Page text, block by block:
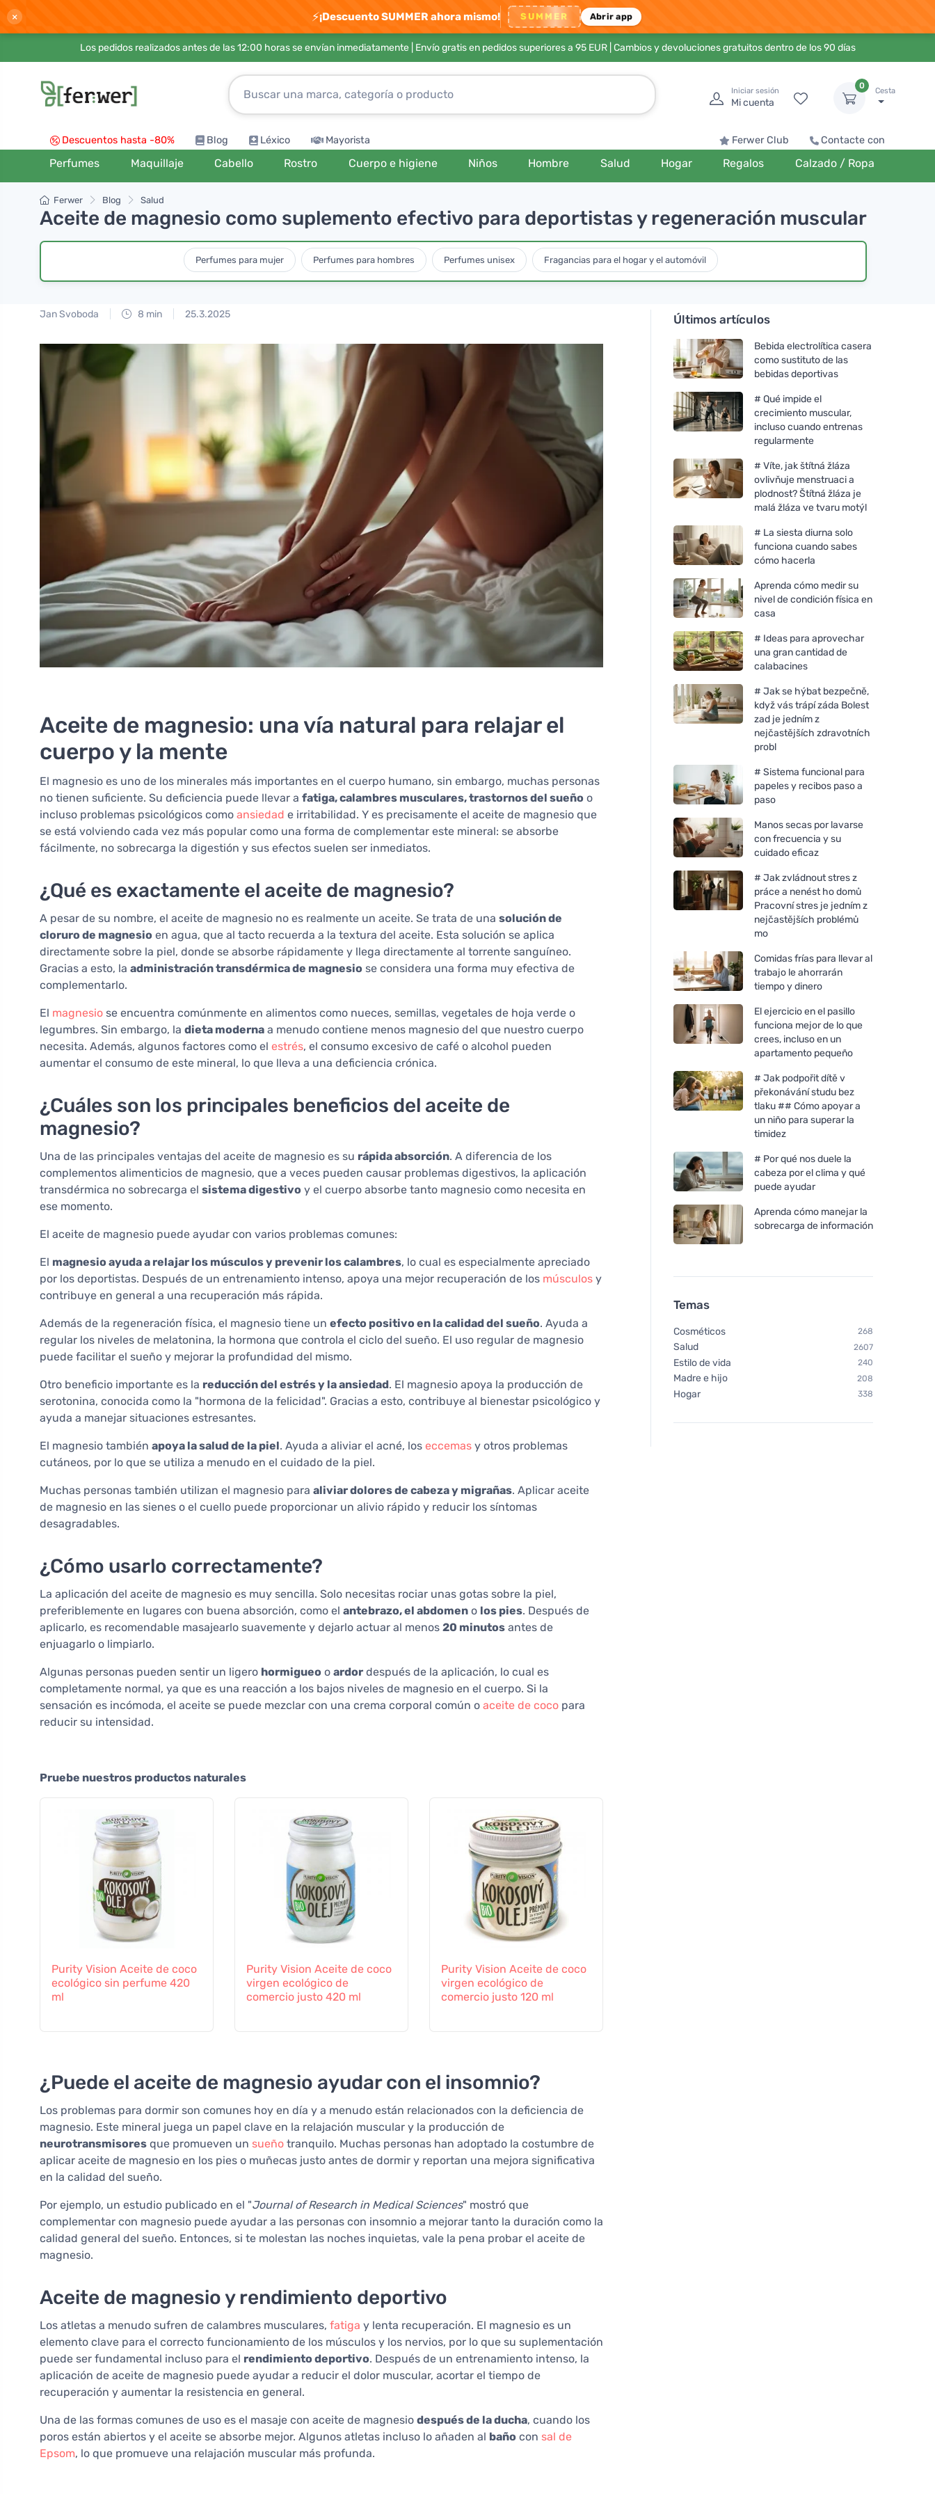
× ⚡¡Descuento SUMMER ahora mismo! SUMMER Abrir app
Los pedidos realizados antes de las 12:00 horas se envían inmediatamente | Envío gratis en pedidos superiores a 95 EUR| Cambios y devoluciones gratuitos dentro de los 90 días
Iniciar sesión
Mi cuenta
0
Cesta
Descuentos hasta -80% Blog Léxico Mayorista Ferwer Club Contacte con
Perfumes Maquillaje Cabello Rostro Cuerpo e higiene Niños Hombre Salud Hogar Regalos Calzado / Ropa
Ferwer Blog Salud
Aceite de magnesio como suplemento efectivo para deportistas y regeneración muscular
Perfumes para mujer Perfumes para hombres Perfumes unisex Fragancias para el hogar y el automóvil
Jan Svoboda 8 min 25.3.2025
Aceite de magnesio: una vía natural para relajar el
cuerpo y la mente
El magnesio es uno de los minerales más importantes en el cuerpo humano, sin embargo, muchas personas
no tienen suficiente. Su deficiencia puede llevar a fatiga, calambres musculares, trastornos del sueño o
incluso problemas psicológicos como ansiedad e irritabilidad. Y es precisamente el aceite de magnesio que
se está volviendo cada vez más popular como una forma de complementar este mineral: se absorbe
fácilmente, no sobrecarga la digestión y sus efectos suelen ser inmediatos.
¿Qué es exactamente el aceite de magnesio?
A pesar de su nombre, el aceite de magnesio no es realmente un aceite. Se trata de una solución de
cloruro de magnesio en agua, que al tacto recuerda a la textura del aceite. Esta solución se aplica
directamente sobre la piel, donde se absorbe rápidamente y llega directamente al torrente sanguíneo.
Gracias a esto, la administración transdérmica de magnesio se considera una forma muy efectiva de
complementarlo.
El magnesio se encuentra comúnmente en alimentos como nueces, semillas, vegetales de hoja verde o
legumbres. Sin embargo, la dieta moderna a menudo contiene menos magnesio del que nuestro cuerpo
necesita. Además, algunos factores como el estrés, el consumo excesivo de café o alcohol pueden
aumentar el consumo de este mineral, lo que lleva a una deficiencia crónica.
¿Cuáles son los principales beneficios del aceite de
magnesio?
Una de las principales ventajas del aceite de magnesio es su rápida absorción. A diferencia de los
complementos alimenticios de magnesio, que a veces pueden causar problemas digestivos, la aplicación
transdérmica no sobrecarga el sistema digestivo y el cuerpo absorbe tanto magnesio como necesita en
ese momento.
El aceite de magnesio puede ayudar con varios problemas comunes:
El magnesio ayuda a relajar los músculos y prevenir los calambres, lo cual es especialmente apreciado
por los deportistas. Después de un entrenamiento intenso, apoya una mejor recuperación de los músculos y
contribuye en general a una recuperación más rápida.
Además de la regeneración física, el magnesio tiene un efecto positivo en la calidad del sueño. Ayuda a
regular los niveles de melatonina, la hormona que controla el ciclo del sueño. El uso regular de magnesio
puede facilitar el sueño y mejorar la profundidad del mismo.
Otro beneficio importante es la reducción del estrés y la ansiedad. El magnesio apoya la producción de
serotonina, conocida como la "hormona de la felicidad". Gracias a esto, contribuye al bienestar psicológico y
ayuda a manejar situaciones estresantes.
El magnesio también apoya la salud de la piel. Ayuda a aliviar el acné, los eccemas y otros problemas
cutáneos, por lo que se utiliza a menudo en el cuidado de la piel.
Muchas personas también utilizan el magnesio para aliviar dolores de cabeza y migrañas. Aplicar aceite
de magnesio en las sienes o el cuello puede proporcionar un alivio rápido y reducir los síntomas
desagradables.
¿Cómo usarlo correctamente?
La aplicación del aceite de magnesio es muy sencilla. Solo necesitas rociar unas gotas sobre la piel,
preferiblemente en lugares con buena absorción, como el antebrazo, el abdomen o los pies. Después de
aplicarlo, es recomendable masajearlo suavemente y dejarlo actuar al menos 20 minutos antes de
enjuagarlo o limpiarlo.
Algunas personas pueden sentir un ligero hormigueo o ardor después de la aplicación, lo cual es
completamente normal, ya que es una reacción a los bajos niveles de magnesio en el cuerpo. Si la
sensación es incómoda, el aceite se puede mezclar con una crema corporal común o aceite de coco para
reducir su intensidad.
Pruebe nuestros productos naturales
Purity Vision Aceite de coco
ecológico sin perfume 420
ml
Purity Vision Aceite de coco
virgen ecológico de
comercio justo 420 ml
Purity Vision Aceite de coco
virgen ecológico de
comercio justo 120 ml
¿Puede el aceite de magnesio ayudar con el insomnio?
Los problemas para dormir son comunes hoy en día y a menudo están relacionados con la deficiencia de
magnesio. Este mineral juega un papel clave en la relajación muscular y la producción de
neurotransmisores que promueven un sueño tranquilo. Muchas personas han adoptado la costumbre de
aplicar aceite de magnesio en los pies o muñecas justo antes de dormir y reportan una mejora significativa
en la calidad del sueño.
Por ejemplo, un estudio publicado en el "Journal of Research in Medical Sciences" mostró que
complementar con magnesio puede ayudar a las personas con insomnio a mejorar tanto la duración como la
calidad general del sueño. Entonces, si te molestan las noches inquietas, vale la pena probar el aceite de
magnesio.
Aceite de magnesio y rendimiento deportivo
Los atletas a menudo sufren de calambres musculares, fatiga y lenta recuperación. El magnesio es un
elemento clave para el correcto funcionamiento de los músculos y los nervios, por lo que su suplementación
puede ser fundamental incluso para el rendimiento deportivo. Después de un entrenamiento intenso, la
aplicación de aceite de magnesio puede ayudar a reducir el dolor muscular, acortar el tiempo de
recuperación y aumentar la resistencia en general.
Una de las formas comunes de uso es el masaje con aceite de magnesio después de la ducha, cuando los
poros están abiertos y el aceite se absorbe mejor. Algunos atletas incluso lo añaden al baño con sal de
Epsom, lo que promueve una relajación muscular más profunda.
Últimos artículos
Bebida electrolítica casera
como sustituto de las
bebidas deportivas
# Qué impide el
crecimiento muscular,
incluso cuando entrenas
regularmente
# Víte, jak štítná žláza
ovlivňuje menstruaci a
plodnost? Štítná žláza je
malá žláza ve tvaru motýl
# La siesta diurna solo
funciona cuando sabes
cómo hacerla
Aprenda cómo medir su
nivel de condición física en
casa
# Ideas para aprovechar
una gran cantidad de
calabacines
# Jak se hýbat bezpečně,
když vás trápí záda Bolest
zad je jedním z
nejčastějších zdravotních
probl
# Sistema funcional para
papeles y recibos paso a
paso
Manos secas por lavarse
con frecuencia y su
cuidado eficaz
# Jak zvládnout stres z
práce a nenést ho domů
Pracovní stres je jedním z
nejčastějších problémů
mo
Comidas frías para llevar al
trabajo le ahorrarán
tiempo y dinero
El ejercicio en el pasillo
funciona mejor de lo que
crees, incluso en un
apartamento pequeño
# Jak podpořit dítě v
překonávání studu bez
tlaku ## Cómo apoyar a
un niño para superar la
timidez
# Por qué nos duele la
cabeza por el clima y qué
puede ayudar
Aprenda cómo manejar la
sobrecarga de información
Temas
Cosméticos 268
Salud 2607
Estilo de vida 240
Madre e hijo 208
Hogar 338